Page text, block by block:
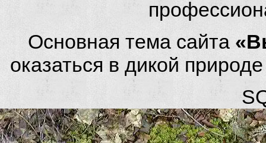
Основная тема сайта
оказаться в дикой